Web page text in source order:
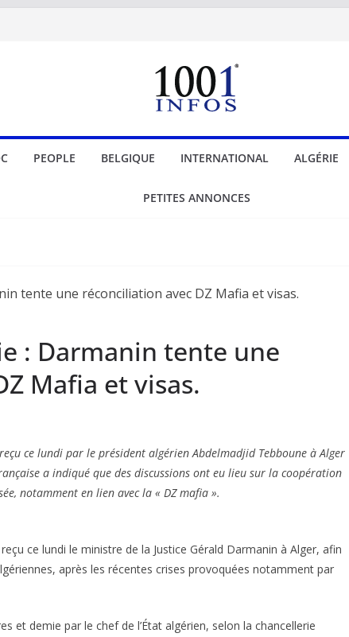
PEOPLE BELGIQUE INTERNATIONAL ALGÉRIE
PETITES ANNONCES
: Darmanin tente une
Mafia et visas.
ce lundi par le président algérien Abdelmadjid Tebboune à Alger
a indiqué que des discussions ont eu lieu sur la coopération
notamment en lien avec la « DZ mafia ».
ce lundi le ministre de la Justice Gérald Darmanin à Alger, afin
après les récentes crises provoquées notamment par
et demie par le chef de l’État algérien, selon la chancellerie